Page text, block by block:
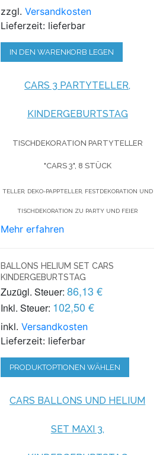
zzgl.Versandkosten
Lieferzeit: lieferbar
IN DEN WARENKORB LEGEN
CARS 3 PARTYTELLER,
KINDERGEBURTSTAG
TISCHDEKORATION PARTYTELLER
"CARS 3", 8 STÜCK
TELLER, DEKO-PAPPTELLER, FESTDEKORATION UND
TISCHDEKORATION ZU PARTY UND FEIER
Mehr erfahren
BALLONS HELIUM SET CARS
KINDERGEBURTSTAG
Zuzügl. Steuer: 86,13 €
Inkl. Steuer: 102,50 €
inkl.Versandkosten
Lieferzeit: lieferbar
PRODUKTOPTIONEN WÄHLEN
CARS BALLONS UND HELIUM
SET MAXI 3,